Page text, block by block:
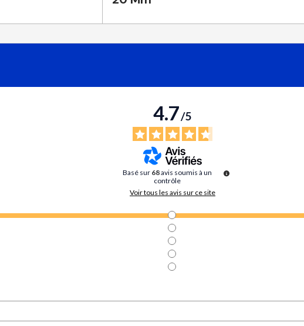
4.7/5
Basé sur 68avis soumis à un
contrôle
Voir tous les avis sur ce site